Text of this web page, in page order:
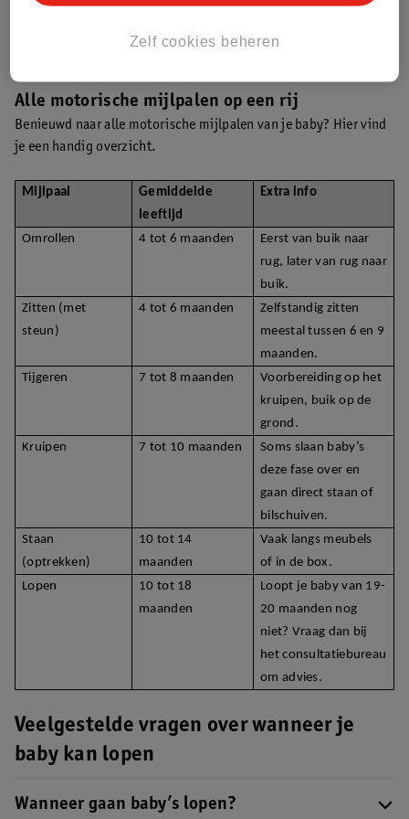
je kind laat met lopen. We raden je aan om dan contact op te
Alle motorische mijlpalen op een rij
Benieuwd naar alle motorische mijlpalen van je baby? Hier vind
je een handig overzicht.
Mijlpaal
Gemiddelde
leeftijd
Extra info
Omrollen 4 tot 6 maanden
Eerst van buik naar
rug, later van rug naar
buik.
Zitten (met
steun)
4 tot 6 maanden
Zelfstandig zitten
meestal tussen 6 en 9
maanden.
Tijgeren
7 tot 8 maanden
Voorbereiding op het
kruipen, buik op de
grond.
Kruipen
7 tot 10 maanden
Soms slaan baby’s
deze fase over en
gaan direct staan of
bilschuiven.
Staan
(optrekken)
10 tot 14
maanden
Vaak langs meubels
of in de box.
Lopen
10 tot 18
maanden
Loopt je baby van 19-
20 maanden nog
niet? Vraag dan bij
het consultatiebureau
om advies.
Veelgestelde vragen over wanneer je
baby kan lopen
Wanneer gaan baby’s lopen?
Zelf cookies beheren